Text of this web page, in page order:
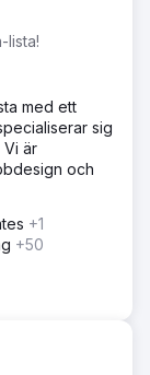
Detta
av
1. Sökord och
i
och nådde
utdrag
lista!
med ett
sig
Vi är
och
+1
+50